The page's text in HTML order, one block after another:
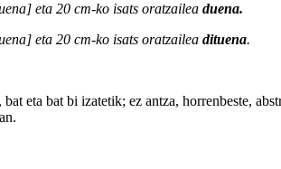
eta 20 cm-ko isats oratzailea duena.
eta 20 cm-ko isats oratzailea dituena.
eta bat bi izatetik; ez antza, horrenbeste,